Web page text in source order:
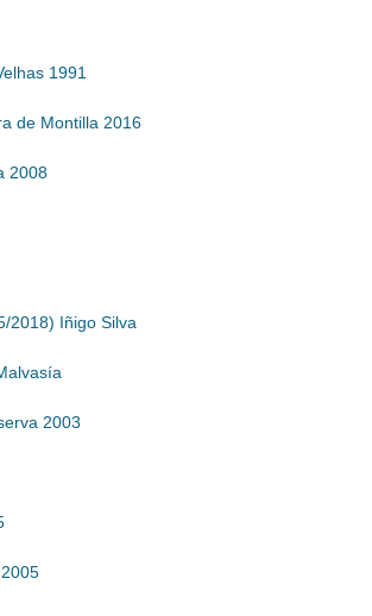
1991
de Montilla 2016
2008
2018) Iñigo Silva
2003